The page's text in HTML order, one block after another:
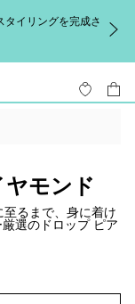
タイリングを完成さ
モンド
るまで、身に着け
選のドロップ ピア